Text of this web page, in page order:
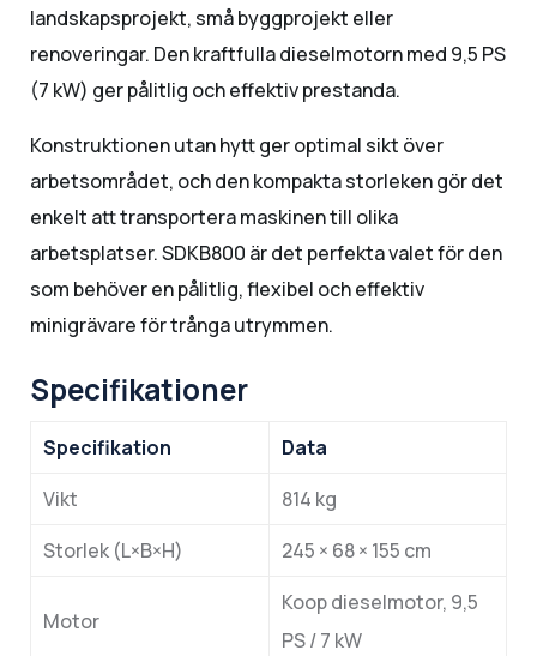
landskapsprojekt, små byggprojekt eller
renoveringar. Den kraftfulla dieselmotorn med 9,5 PS
(7 kW) ger pålitlig och effektiv prestanda.
Konstruktionen utan hytt ger optimal sikt över
arbetsområdet, och den kompakta storleken gör det
enkelt att transportera maskinen till olika
arbetsplatser. SDKB800 är det perfekta valet för den
som behöver en pålitlig, flexibel och effektiv
minigrävare för trånga utrymmen.
Specifikationer
Specifikation
Data
Vikt
814 kg
Storlek (L×B×H)
245 × 68 × 155 cm
Motor
Koop dieselmotor, 9,5
PS / 7 kW